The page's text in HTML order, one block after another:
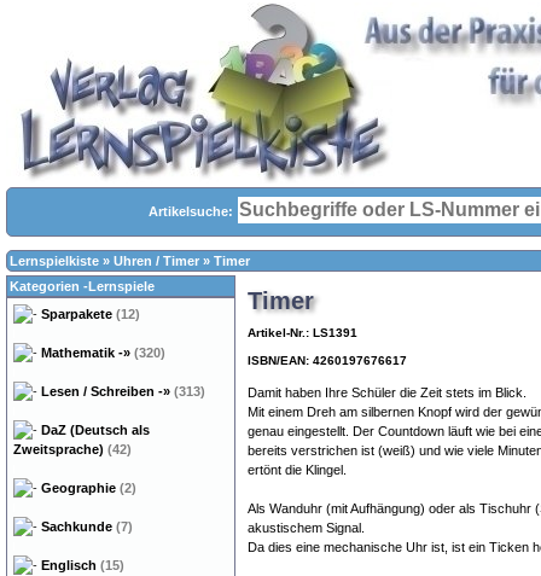
Artikelsuche:
Lernspielkiste » Uhren / Timer » Timer
Timer
Artikel-Nr.: LS1391
ISBN/EAN: 4260197676617
Damit haben Ihre Schüler die Zeit stets im Blick.
Mit einem Dreh am silbernen Knopf wird der
genau eingestellt. Der Countdown läuft wie bei
bereits verstrichen ist (weiß) und wie viele
ertönt die Klingel.
Als Wanduhr (mit Aufhängung) oder als Tischuhr
akustischem Signal.
Da dies eine mechanische Uhr ist, ist ein Ticken
Kategorien -Lernspiele
Sparpakete (12)
Mathematik -» (320)
Lesen / Schreiben -» (313)
DaZ (Deutsch als
Zweitsprache) (42)
Geographie (2)
Sachkunde (7)
Englisch (15)